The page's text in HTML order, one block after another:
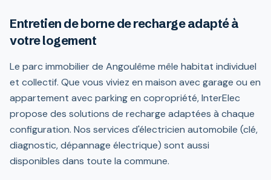
Entretien de borne de recharge adapté à
votre logement
Le parc immobilier de Angoulême mêle habitat individuel
et collectif. Que vous viviez en maison avec garage ou en
appartement avec parking en copropriété, InterElec
propose des solutions de recharge adaptées à chaque
configuration. Nos services d'électricien automobile (clé,
diagnostic, dépannage électrique) sont aussi
disponibles dans toute la commune.